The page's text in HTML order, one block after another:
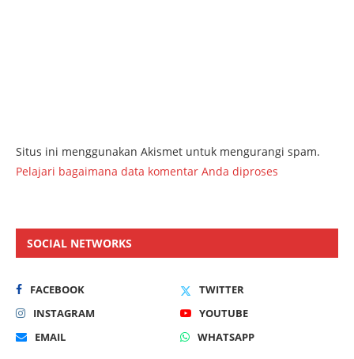
Situs ini menggunakan Akismet untuk mengurangi spam.
Pelajari bagaimana data komentar Anda diproses
SOCIAL NETWORKS
FACEBOOK
TWITTER
INSTAGRAM
YOUTUBE
EMAIL
WHATSAPP